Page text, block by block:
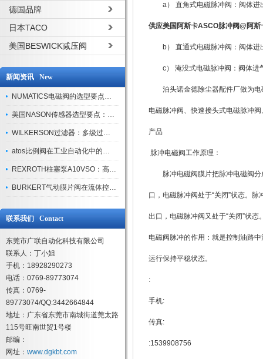
德国品牌
日本TACO
美国BESWICK减压阀
新闻资讯 New
NUMATICS电磁阀的选型要点与使用注意事项
美国NASON传感器选型要点：精度、量程与接口适配指南
WILKERSON过滤器：多级过滤技术，适配多行业净化需求
atos比例阀在工业自动化中的关键应用
REXROTH柱塞泵A10VSO：高效液压系统的核心组件
BURKERT气动膜片阀在流体控制中的应用
联系我们 Contact
东莞市广联自动化科技有限公司
联系人：丁小姐
手机：18928290273
电话：0769-89773074
传真：0769-
89773074/QQ:3442664844
地址：广东省东莞市南城街道莞太路
115号旺南世贸1号楼
邮编：
网址： www.dgkbt.com
a） 直角式电磁脉冲阀：阀体进
供应美国阿斯卡ASCO脉冲阀@阿斯
b） 直通式电磁脉冲阀：阀体进
c） 淹没式电磁脉冲阀：阀体进
泊头诺金德除尘器配件厂做为电
电磁脉冲阀、快速接头式电磁脉冲
产品
脉冲电磁阀工作原理：
脉冲电磁阀膜片把脉冲电磁阀分
口，电磁脉冲阀处于“关闭”状态。
出口，电磁脉冲阀又处于“关闭”状态
电磁阀脉冲的作用：就是控制油路
运行保持平稳状态。
:
手机:
传真:
:1539908756